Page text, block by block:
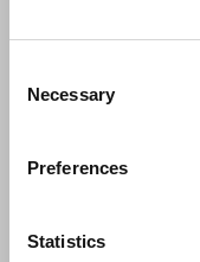
Selection
Necessary
Preferences
Statistics